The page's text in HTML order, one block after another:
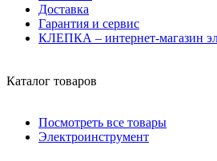
Доставка
Гарантия и сервис
КЛЕПКА – интернет-магазин
Каталог товаров
Посмотреть все товары
Электроинструмент